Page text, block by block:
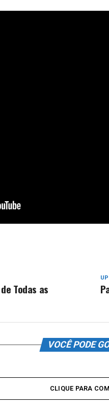
Todas as
VOCÊ PODE
CLIQUE PARA